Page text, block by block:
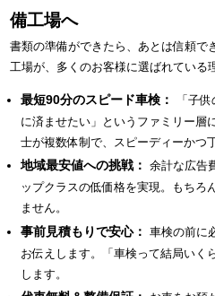
備工場へ
書類の準備ができたら、あとは信頼で
工場が、多くのお客様に選ばれている
最短90分のスピード車検：
「子
に済ませたい」というファミリー層
士が複数体制で、スピーディーかつ
地域最安値への挑戦： 余計な広告
ップクラスの低価格を実現。もちろ
ません。
事前見積もりで安心： 車検の前に
お伝えします。「車検って結局いく
します。